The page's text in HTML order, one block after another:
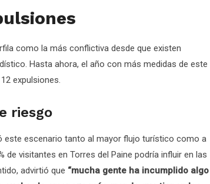
como la más conflictiva desde que existen
Hasta ahora, el año con más medidas de este
expulsiones.
riesgo
este escenario tanto al mayor flujo turístico como a
de visitantes en Torres del Paine podría influir en las
advirtió que “mucha gente ha incumplido algo